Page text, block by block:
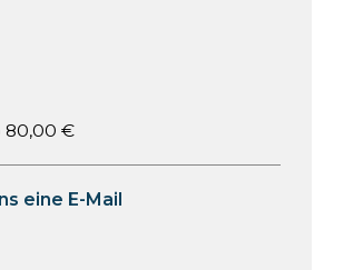
80,00 €
eine E-Mail